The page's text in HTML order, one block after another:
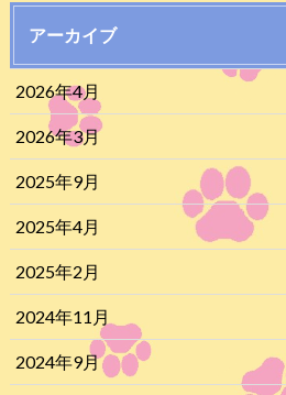
アーカイブ
2026年4月
2026年3月
2025年9月
2025年4月
2025年2月
2024年11月
2024年9月